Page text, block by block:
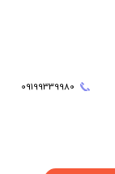
09199339980